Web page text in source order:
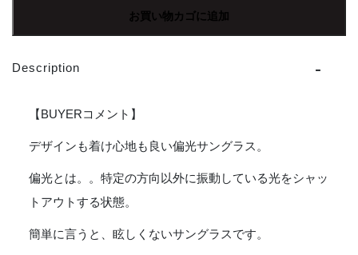
ン
キ
Vallarta
BONE
GREY
[SUNVTBTG]
お買い物カゴに追加
Description
【BUYERコメント】
デザインも着け心地も良い偏光サングラス。
偏光とは。。特定の方向以外に振動している光をシャッ
トアウトする状態。
簡単に言うと、眩しくないサングラスです。